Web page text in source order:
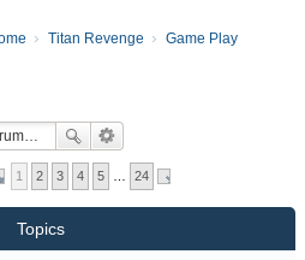
Titan Revenge Game Play
1 2 3 4 5 24
Topics